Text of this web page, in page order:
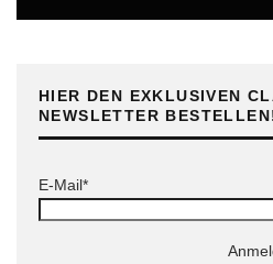
HIER DEN EXKLUSIVEN
NEWSLETTER
E-Mail*